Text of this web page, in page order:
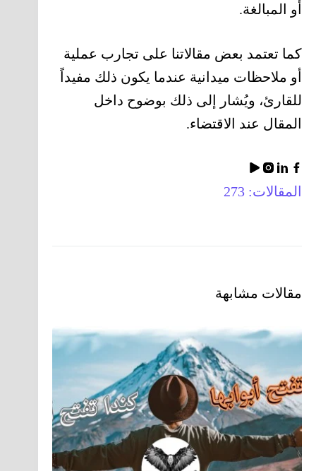
أو المبالغة.
كما تعتمد بعض مقالاتنا على تجارب عملية
أو ملاحظات ميدانية عندما يكون ذلك مفيداً
للقارئ، ويُشار إلى ذلك بوضوح داخل
المقال عند الاقتضاء.
المقالات: 273
مقالات مشابهة